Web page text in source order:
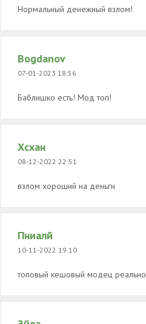
Нормальный денежный взлом!
Bogdanov
07-01-2023 18:56
Баблишко есть! Мод топ!
Хсхан
08-12-2022 22:51
взлом хороший на деньги
Пниалй
10-11-2022 19:10
топовый кешовый модец реально